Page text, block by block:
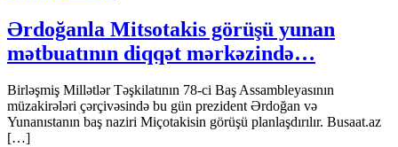
Ərdoğanla Mitsotakis görüşü yunan
mətbuatının diqqət mərkəzində…
Birləşmiş Millətlər Təşkilatının 78-ci Baş Assambleyasının
müzakirələri çərçivəsində bu gün prezident Ərdoğan və
Yunanıstanın baş naziri Miçotakisin görüşü planlaşdırılır. Busaat.az
[…]